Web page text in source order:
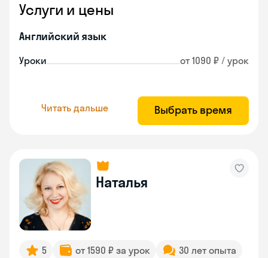
Услуги и цены
Английский язык
Уроки от 1090 ₽ / урок
Читать дальше Выбрать время
Наталья
5 от 1590 ₽ за урок
30 лет опыта